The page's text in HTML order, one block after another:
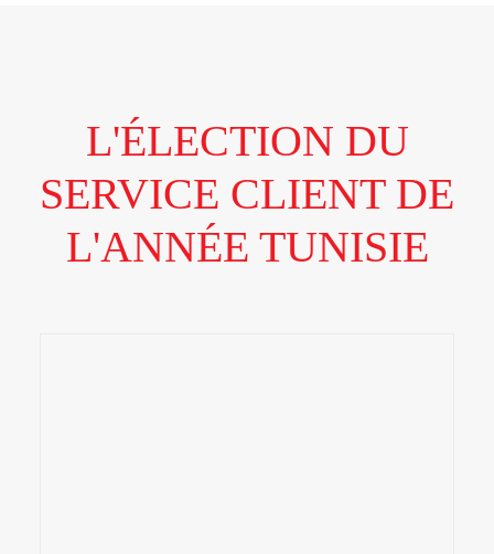
L'ÉLECTION DU
SERVICE CLIENT DE
L'ANNÉE TUNISIE